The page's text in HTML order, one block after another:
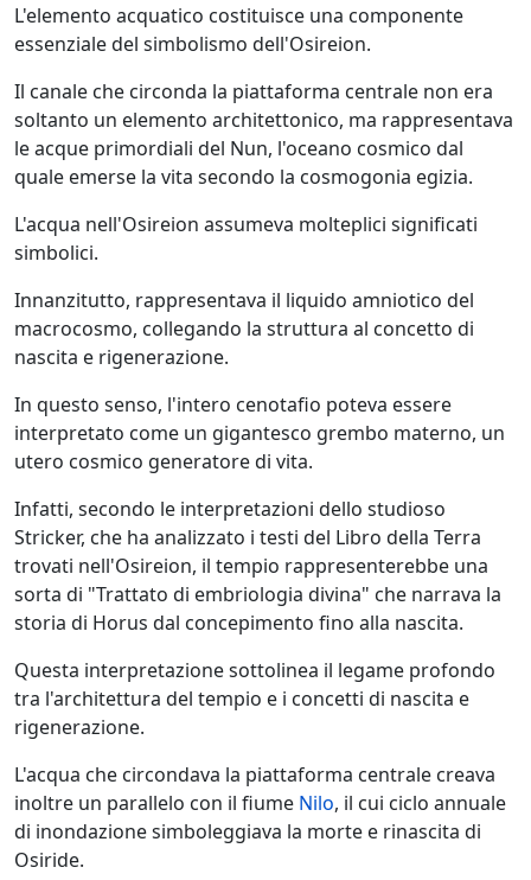
L'elemento acquatico costituisce una componente
essenziale del simbolismo dell'Osireion.
Il canale che circonda la piattaforma centrale non era
soltanto un elemento architettonico, ma rappresentava
le acque primordiali del Nun, l'oceano cosmico dal
quale emerse la vita secondo la cosmogonia egizia.
L'acqua nell'Osireion assumeva molteplici significati
simbolici.
Innanzitutto, rappresentava il liquido amniotico del
macrocosmo, collegando la struttura al concetto di
nascita e rigenerazione.
In questo senso, l'intero cenotafio poteva essere
interpretato come un gigantesco grembo materno, un
utero cosmico generatore di vita.
Infatti, secondo le interpretazioni dello studioso
Stricker, che ha analizzato i testi del Libro della Terra
trovati nell'Osireion, il tempio rappresenterebbe una
sorta di "Trattato di embriologia divina" che narrava la
storia di Horus dal concepimento fino alla nascita.
Questa interpretazione sottolinea il legame profondo
tra l'architettura del tempio e i concetti di nascita e
rigenerazione.
L'acqua che circondava la piattaforma centrale creava
inoltre un parallelo con il fiume Nilo, il cui ciclo annuale
di inondazione simboleggiava la morte e rinascita di
Osiride.